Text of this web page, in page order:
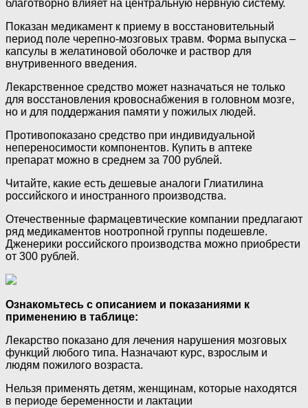
благотворно влияет на центральную нервную систему.
Показан медикамент к приему в восстановительный
период поле черепно-мозговых травм. Форма выпуска –
капсулы в желатиновой оболочке и раствор для
внутривенного введения.
Лекарственное средство может назначаться не только
для восстановления кровоснабжения в головном мозге,
но и для поддержания памяти у пожилых людей.
Противопоказано средство при индивидуальной
непереносимости компонентов. Купить в аптеке
препарат можно в среднем за 700 рублей.
Читайте, какие есть дешевые аналоги Глиатилина
российского и иностранного производства.
Отечественные фармацевтические компании предлагают
ряд медикаментов ноотропной группы подешевле.
Дженерики российского производства можно приобрести
от 300 рублей.
Ознакомьтесь с описанием и показаниями к
применению в таблице:
Лекарство показано для лечения нарушения мозговых
функций любого типа. Назначают курс, взрослым и
людям пожилого возраста.
Нельзя применять детям, женщинам, которые находятся
в периоде беременности и лактации